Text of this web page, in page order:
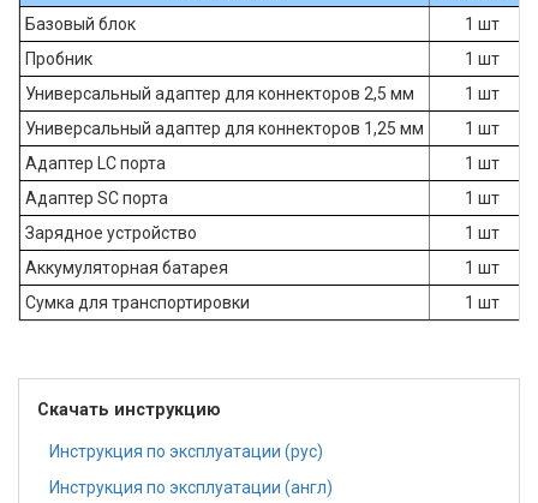
Базовый блок
1 шт
Пробник
1 шт
Универсальный адаптер для коннекторов 2,5 мм
1 шт
Универсальный адаптер для коннекторов 1,25 мм
1 шт
Адаптер LC порта
1 шт
Адаптер SC порта
1 шт
Зарядное устройство
1 шт
Аккумуляторная батарея
1 шт
Сумка для транспортировки
1 шт
Скачать инструкцию
Инструкция по эксплуатации (рус)
Инструкция по эксплуатации (англ)